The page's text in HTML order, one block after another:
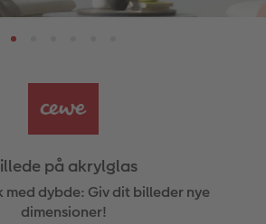
og omslag
som bryllupsgave
på fotopapir
i ramme
på aluminiumsplade
på akrylglas
anledninger
selv
på akrylglas
dybde: Giv dit billeder nye
dimensioner!